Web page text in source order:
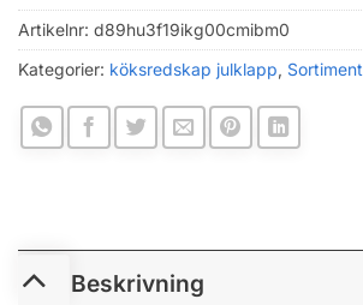
Artikelnr: d89hu3f19ikg00cmibm0
Kategorier: köksredskap julklapp Sortiment
Beskrivning